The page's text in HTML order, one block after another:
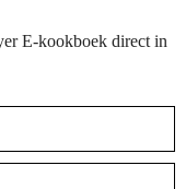
E-kookboek direct in